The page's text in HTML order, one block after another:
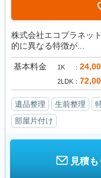
株式会社エコプラネッ
的に異なる特徴が...
基本料金 1K
2LDK
遺品整理 生前整理
部屋片付け
見積